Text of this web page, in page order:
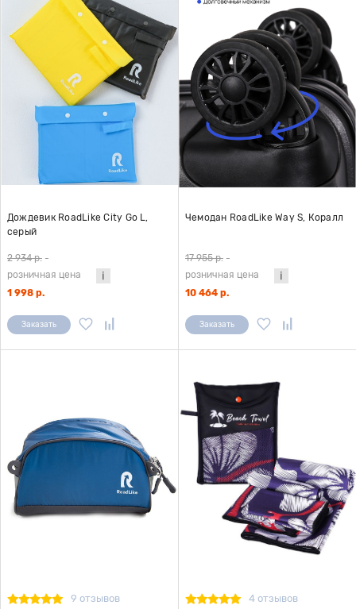
Дождевик RoadLike City Go L,
серый
2 934 р. -
розничная цена
1 998 р.
Заказать
Чемодан RoadLike Way S, Коралл
17 955 р. -
розничная цена
10 464 р.
Заказать
9 отзывов 4 отзывов